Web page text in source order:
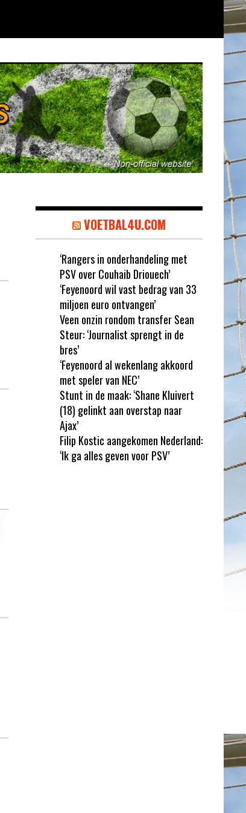
VOETBAL4U.COM
‘Rangers in onderhandeling met
PSV over Couhaib Driouech’
‘Feyenoord wil vast bedrag van 33
miljoen euro ontvangen’
Veen onzin rondom transfer Sean
Steur: ‘Journalist sprengt in de
bres’
‘Feyenoord al wekenlang akkoord
met speler van NEC’
Stunt in de maak: ‘Shane Kluivert
(18) gelinkt aan overstap naar
Ajax’
Filip Kostic aangekomen Nederland:
‘Ik ga alles geven voor PSV’